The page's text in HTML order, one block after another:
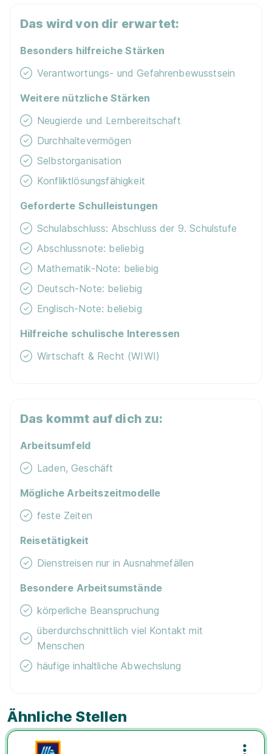
Ähnliche Stellen
Das wird von dir erwartet:
Besonders hilfreiche Stärken
Verantwortungs- und Gefahrenbewusstsein
Weitere nützliche Stärken
Neugierde und Lernbereitschaft
Durchhaltevermögen
Selbstorganisation
Konfliktlösungsfähigkeit
Geforderte Schulleistungen
Schulabschluss: Abschluss der 9. Schulstufe
Abschlussnote: beliebig
Mathematik-Note: beliebig
Deutsch-Note: beliebig
Englisch-Note: beliebig
Hilfreiche schulische Interessen
Wirtschaft & Recht (WIWI)
Das kommt auf dich zu:
Arbeitsumfeld
Laden, Geschäft
Mögliche Arbeitszeitmodelle
feste Zeiten
Reisetätigkeit
Dienstreisen nur in Ausnahmefällen
Besondere Arbeitsumstände
körperliche Beanspruchung
überdurchschnittlich viel Kontakt mit
Menschen
häufige inhaltliche Abwechslung